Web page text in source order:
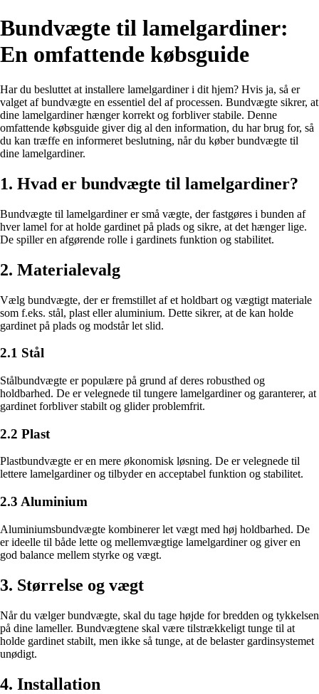
Bundvægte til lamelgardiner:
En omfattende købsguide
Har du besluttet at installere lamelgardiner i dit hjem? Hvis ja, så er
valget af bundvægte en essentiel del af processen. Bundvægte sikrer, at
dine lamelgardiner hænger korrekt og forbliver stabile. Denne
omfattende købsguide giver dig al den information, du har brug for, så
du kan træffe en informeret beslutning, når du køber bundvægte til
dine lamelgardiner.
1. Hvad er bundvægte til lamelgardiner?
Bundvægte til lamelgardiner er små vægte, der fastgøres i bunden af ​​
hver lamel for at holde gardinet på plads og sikre, at det hænger lige.
De spiller en afgørende rolle i gardinets funktion og stabilitet.
2. Materialevalg
Vælg bundvægte, der er fremstillet af et holdbart og vægtigt materiale
som f.eks. stål, plast eller aluminium. Dette sikrer, at de kan holde
gardinet på plads og modstår let slid.
2.1 Stål
Stålbundvægte er populære på grund af deres robusthed og
holdbarhed. De er velegnede til tungere lamelgardiner og garanterer, at
gardinet forbliver stabilt og glider problemfrit.
2.2 Plast
Plastbundvægte er en mere økonomisk løsning. De er velegnede til
lettere lamelgardiner og tilbyder en acceptabel funktion og stabilitet.
2.3 Aluminium
Aluminiumsbundvægte kombinerer let vægt med høj holdbarhed. De
er ideelle til både lette og mellemvægtige lamelgardiner og giver en
god balance mellem styrke og vægt.
3. Størrelse og vægt
Når du vælger bundvægte, skal du tage højde for bredden og tykkelsen
på dine lameller. Bundvægtene skal være tilstrækkeligt tunge til at
holde gardinet stabilt, men ikke så tunge, at de belaster gardinsystemet
unødigt.
4. Installation